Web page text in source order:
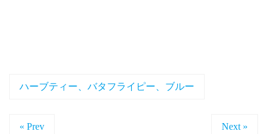
ハーブティー、バタフライピー、ブルー
« Prev Next »